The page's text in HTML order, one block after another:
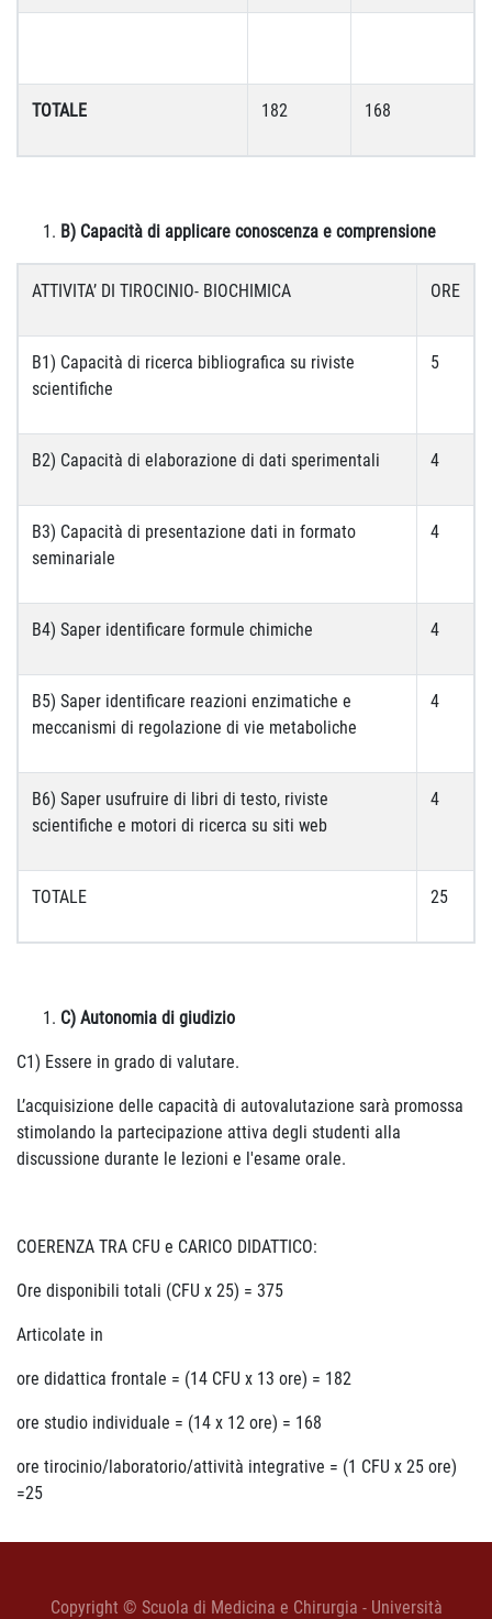
TOTALE 182 168
B) Capacità di applicare conoscenza e comprensione
ATTIVITA’ DI TIROCINIO- BIOCHIMICA ORE
B1) Capacità di ricerca bibliografica su riviste
scientifiche
5
B2) Capacità di elaborazione di dati sperimentali 4
B3) Capacità di presentazione dati in formato
seminariale
4
B4) Saper identificare formule chimiche 4
B5) Saper identificare reazioni enzimatiche e
meccanismi di regolazione di vie metaboliche
4
B6) Saper usufruire di libri di testo, riviste
scientifiche e motori di ricerca su siti web
4
TOTALE 25
C) Autonomia di giudizio
C1) Essere in grado di valutare.
L’acquisizione delle capacità di autovalutazione sarà promossa
stimolando la partecipazione attiva degli studenti alla
discussione durante le lezioni e l'esame orale.
COERENZA TRA CFU e CARICO DIDATTICO:
Ore disponibili totali (CFU x 25) = 375
Articolate in
ore didattica frontale = (14 CFU x 13 ore) = 182
ore studio individuale = (14 x 12 ore) = 168
ore tirocinio/laboratorio/attività integrative = (1 CFU x 25 ore)
=25
Copyright © Scuola di Medicina e Chirurgia - Università